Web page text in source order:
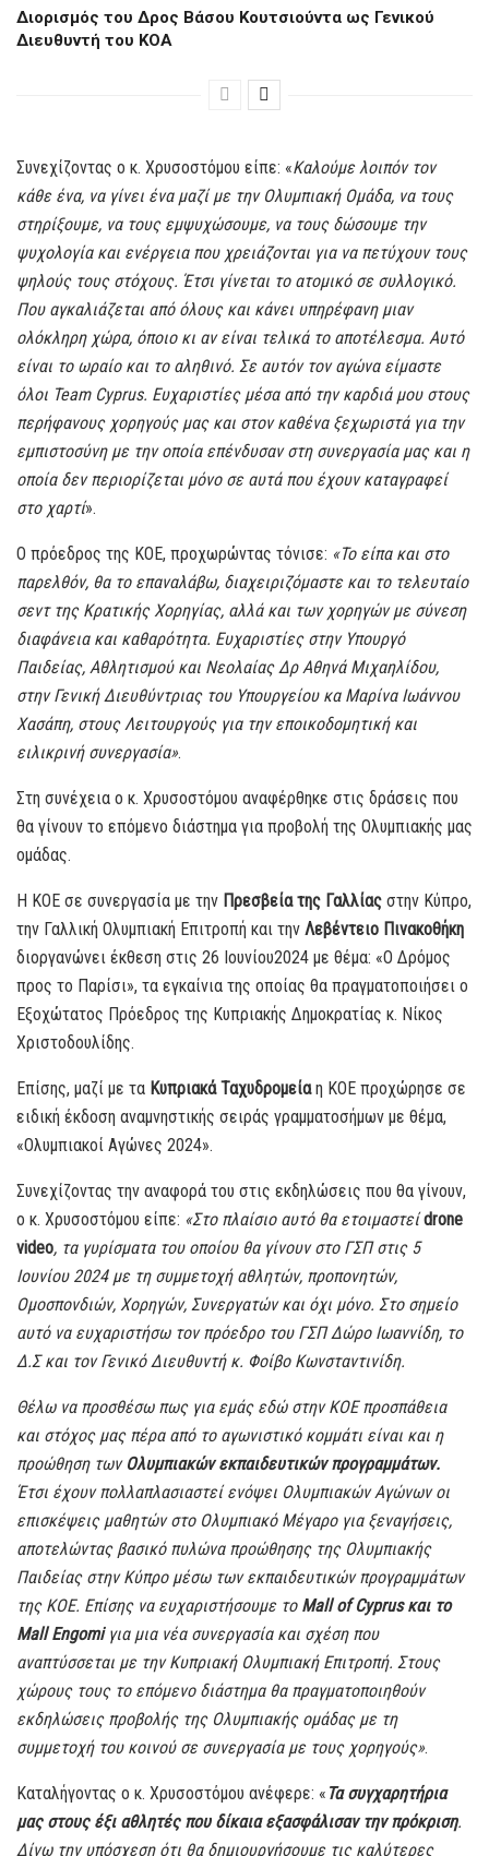
Διορισμός του Δρος Βάσου Κουτσιούντα ως Γενικού
Διευθυντή του KOA
Συνεχίζοντας ο κ. Χρυσοστόμου είπε: «Καλούμε λοιπόν τον
κάθε ένα, να γίνει ένα μαζί με την Ολυμπιακή Ομάδα, να τους
στηρίξουμε, να τους εμψυχώσουμε, να τους δώσουμε την
ψυχολογία και ενέργεια που χρειάζονται για να πετύχουν τους
ψηλούς τους στόχους. Έτσι γίνεται το ατομικό σε συλλογικό.
Που αγκαλιάζεται από όλους και κάνει υπηρέφανη μιαν
ολόκληρη χώρα, όποιο κι αν είναι τελικά το αποτέλεσμα. Αυτό
είναι το ωραίο και το αληθινό. Σε αυτόν τον αγώνα είμαστε
όλοι Team Cyprus. Ευχαριστίες μέσα από την καρδιά μου στους
περήφανους χορηγούς μας και στον καθένα ξεχωριστά για την
εμπιστοσύνη με την οποία επένδυσαν στη συνεργασία μας και η
οποία δεν περιορίζεται μόνο σε αυτά που έχουν καταγραφεί
στο χαρτί».
Ο πρόεδρος της ΚΟΕ, προχωρώντας τόνισε: «Το είπα και στο
παρελθόν, θα το επαναλάβω, διαχειριζόμαστε και το τελευταίο
σεντ της Κρατικής Χορηγίας, αλλά και των χορηγών με σύνεση
διαφάνεια και καθαρότητα. Ευχαριστίες στην Υπουργό
Παιδείας, Αθλητισμού και Νεολαίας Δρ Αθηνά Μιχαηλίδου,
στην Γενική Διευθύντριας του Υπουργείου κα Μαρίνα Ιωάννου
Χασάπη, στους Λειτουργούς για την εποικοδομητική και
ειλικρινή συνεργασία».
Στη συνέχεια ο κ. Χρυσοστόμου αναφέρθηκε στις δράσεις που
θα γίνουν το επόμενο διάστημα για προβολή της Ολυμπιακής μας
ομάδας.
Η ΚΟΕ σε συνεργασία με την Πρεσβεία της Γαλλίας στην Κύπρο,
την Γαλλική Ολυμπιακή Επιτροπή και την Λεβέντειο Πινακοθήκη
διοργανώνει έκθεση στις 26 Ιουνίου2024 με θέμα: «Ο Δρόμος
προς το Παρίσι», τα εγκαίνια της οποίας θα πραγματοποιήσει ο
Εξοχώτατος Πρόεδρος της Κυπριακής Δημοκρατίας κ. Νίκος
Χριστοδουλίδης.
Επίσης, μαζί με τα Κυπριακά Ταχυδρομείαη ΚΟΕ προχώρησε σε
ειδική έκδοση αναμνηστικής σειράς γραμματοσήμων με θέμα,
«Ολυμπιακοί Αγώνες 2024».
Συνεχίζοντας την αναφορά του στις εκδηλώσεις που θα γίνουν,
ο κ. Χρυσοστόμου είπε: «Στο πλαίσιο αυτό θα ετοιμαστείdrone
video, τα γυρίσματα του οποίου θα γίνουν στο ΓΣΠ στις 5
Ιουνίου 2024 με τη συμμετοχή αθλητών, προπονητών,
Ομοσπονδιών, Χορηγών, Συνεργατών και όχι μόνο. Στο σημείο
αυτό να ευχαριστήσω τον πρόεδρο του ΓΣΠ Δώρο Ιωαννίδη, το
Δ.Σ και τον Γενικό Διευθυντή κ. Φοίβο Κωνσταντινίδη.
Θέλω να προσθέσω πως για εμάς εδώ στην ΚΟΕ προσπάθεια
και στόχος μας πέρα από το αγωνιστικό κομμάτι είναι και η
προώθηση των Ολυμπιακών εκπαιδευτικών προγραμμάτων.
Έτσι έχουν πολλαπλασιαστεί ενόψει Ολυμπιακών Αγώνων οι
επισκέψεις μαθητών στο Ολυμπιακό Μέγαρο για ξεναγήσεις,
αποτελώντας βασικό πυλώνα προώθησης της Ολυμπιακής
Παιδείας στην Κύπρο μέσω των εκπαιδευτικών προγραμμάτων
της ΚΟΕ. Επίσης να ευχαριστήσουμε το Mall of Cyprus και το
Mall Engomiγια μια νέα συνεργασία και σχέση που
αναπτύσσεται με την Κυπριακή Ολυμπιακή Επιτροπή. Στους
χώρους τους το επόμενο διάστημα θα πραγματοποιηθούν
εκδηλώσεις προβολής της Ολυμπιακής ομάδας με τη
συμμετοχή του κοινού σε συνεργασία με τους χορηγούς».
Καταλήγοντας ο κ. Χρυσοστόμου ανέφερε: « Τα συγχαρητήρια
μας στους έξι αθλητές που δίκαια εξασφάλισαν την πρόκριση.
Δίνω την υπόσχεση ότι θα δημιουργήσουμε τις καλύτερες